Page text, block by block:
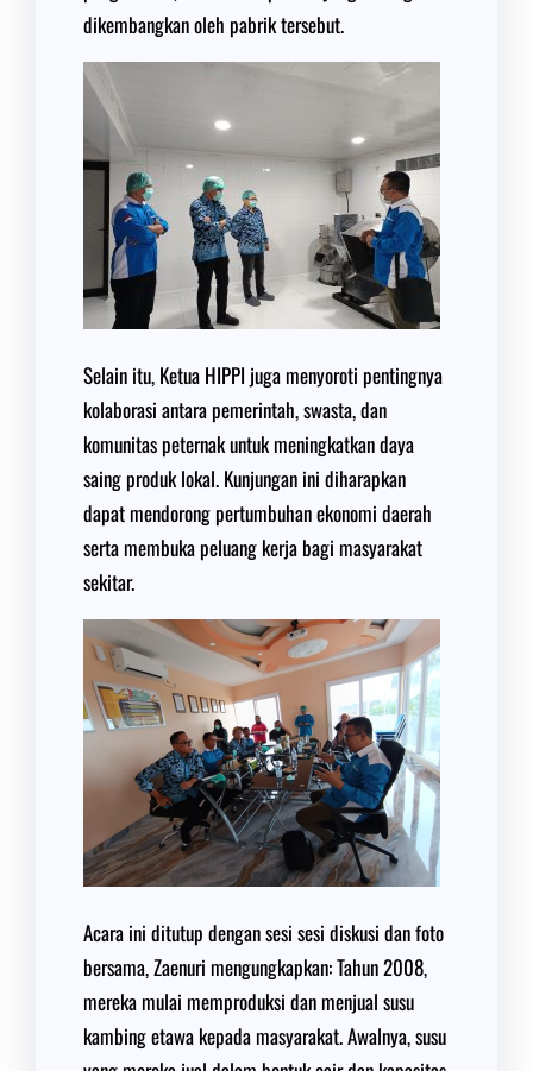
dikembangkan oleh pabrik tersebut.
Selain itu, Ketua HIPPI juga menyoroti pentingnya
kolaborasi antara pemerintah, swasta, dan
komunitas peternak untuk meningkatkan daya
saing produk lokal. Kunjungan ini diharapkan
dapat mendorong pertumbuhan ekonomi daerah
serta membuka peluang kerja bagi masyarakat
sekitar.
Acara ini ditutup dengan sesi sesi diskusi dan foto
bersama, Zaenuri mengungkapkan: Tahun 2008,
mereka mulai memproduksi dan menjual susu
kambing etawa kepada masyarakat. Awalnya, susu